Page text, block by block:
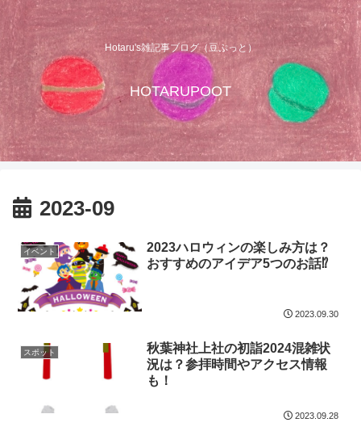
Hotaru's雑記事ブログ（豆ぷっと）
HOTARUPOOT
2023-09
イベント
2023ハロウィンの楽しみ方は？
おすすめのアイデア5つのお話⁉
2023.09.30
スポット
秋葉神社上社の初詣2024混雑状
況は？参拝時間やアクセス情報
も！
2023.09.28